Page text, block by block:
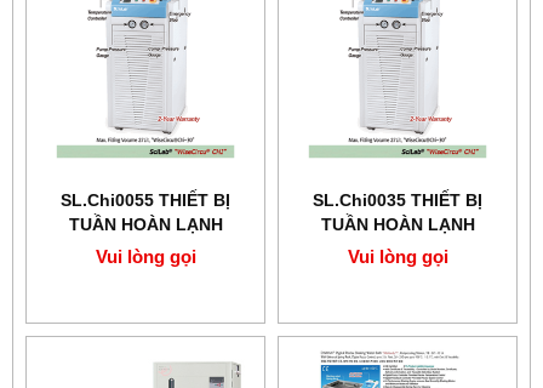
SL.Chi0055 THIẾT BỊ
TUẦN HOÀN LẠNH
SCILAB -20℃+40℃, 47L
Vui lòng gọi
SL.Chi0035 THIẾT BỊ
TUẦN HOÀN LẠNH
SCILAB -20℃+40℃, 29Lit
Vui lòng gọi